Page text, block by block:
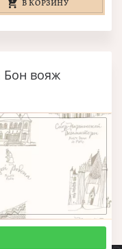
В КОРЗИНУ
Бон вояж